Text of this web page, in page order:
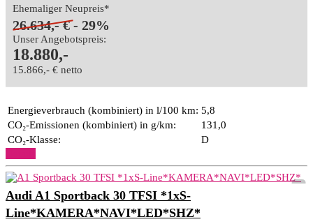
Ehemaliger Neupreis*
26.634,- € - 29%
Unser Angebotspreis:
18.880,-
15.866,- € netto
Energieverbrauch (kombiniert) in l/100 km: 5,8
CO₂-Emissionen (kombiniert) in g/km:
131,0
CO₂-Klasse:
D
Audi A1 Sportback 30 TFSI *1xS-
Line*KAMERA*NAVI*LED*SHZ*